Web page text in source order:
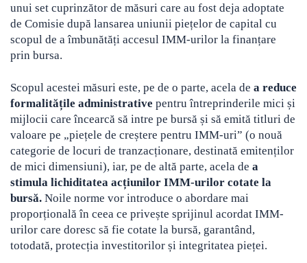
unui set cuprinzător de măsuri care au fost deja adoptate
de Comisie după lansarea uniunii piețelor de capital cu
scopul de a îmbunătăți accesul IMM-urilor la finanțare
prin bursa.
Scopul acestei măsuri este, pe de o parte, acela de a reduce
formalitățile administrative pentru întreprinderile mici și
mijlocii care încearcă să intre pe bursă și să emită titluri de
valoare pe „piețele de creștere pentru IMM-uri” (o nouă
categorie de locuri de tranzacționare, destinată emitenților
de mici dimensiuni), iar, pe de altă parte, acela de a
stimula lichiditatea acțiunilor IMM-urilor cotate la
bursă. Noile norme vor introduce o abordare mai
proporțională în ceea ce privește sprijinul acordat IMM-
urilor care doresc să fie cotate la bursă, garantând,
totodată, protecția investitorilor și integritatea pieței.